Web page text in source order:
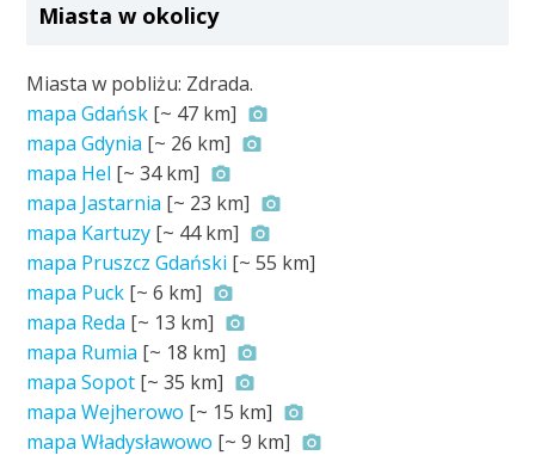
Miasta w okolicy
Miasta w pobliżu: Zdrada.
mapa Gdańsk [~ 47 km]
mapa Gdynia [~ 26 km]
mapa Hel [~34 km]
mapa Jastarnia [~ 23 km]
mapa Kartuzy [~ 44 km]
mapa Pruszcz Gdański [~55 km]
mapa Puck [~6 km]
mapa Reda [~ 13 km]
mapa Rumia [~ 18 km]
mapa Sopot [~35 km]
mapa Wejherowo [~ 15 km]
mapa Władysławowo [~9 km]